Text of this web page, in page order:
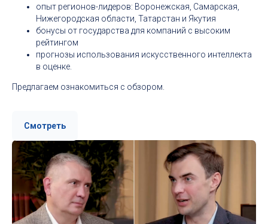
опыт регионов-лидеров: Воронежская, Самарская,
Нижегородская области, Татарстан и Якутия
бонусы от государства для компаний с высоким
рейтингом
прогнозы использования искусственного интеллекта
в оценке.
Предлагаем ознакомиться с обзором.
Смотреть